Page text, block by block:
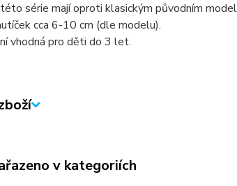
série mají oproti klasickým původním
cca 6-10 cm (dle modelu).
vhodná pro děti do 3 let.
v kategoriích